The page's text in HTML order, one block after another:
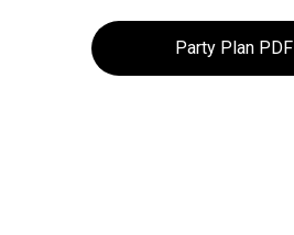
Party Plan PDF